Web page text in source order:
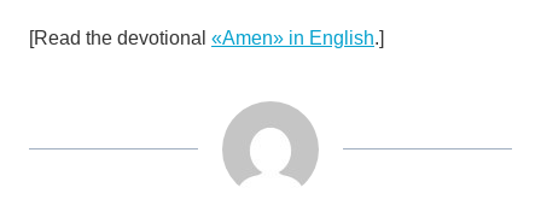
[Read the devotional «Amen» in English.]